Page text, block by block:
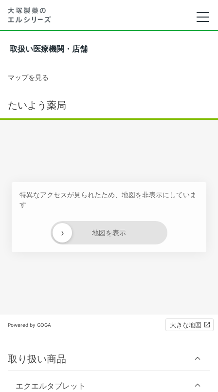
取扱い医療機関・店舗
マップを見る
たいよう薬局
特異なアクセスが見られたため、地図を非表示にしていま
す
地図を表示
›
Powered by GOGA 大きな地図
取り扱い商品
エクエルタブレット